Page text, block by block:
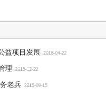
益项目发展 2016-04-22
理 2015-12-22
老兵 2015-09-15